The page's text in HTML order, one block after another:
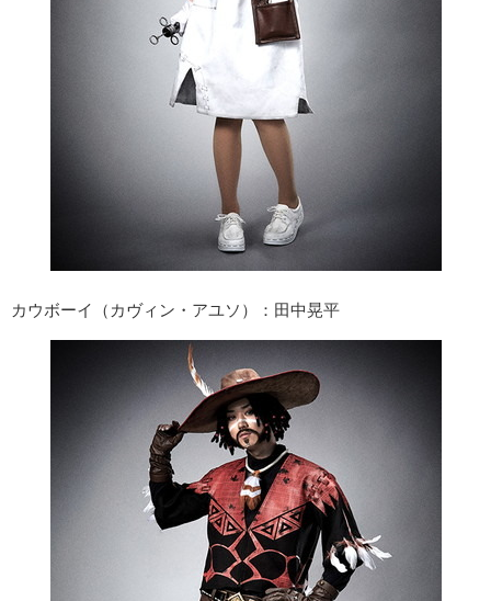
カウボーイ（カヴィン・アユソ）：田中晃平